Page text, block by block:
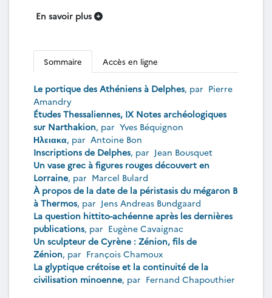
En savoir plus
Sommaire Accès en ligne
Le portique des Athéniens à Delphes, par Pierre
Amandry
Études Thessaliennes, IX Notes archéologiques
sur Narthakion, par Yves Béquignon
Ηλειακα, par Antoine Bon
Inscriptions de Delphes, par Jean Bousquet
Un vase grec à figures rouges découvert en
Lorraine, par Marcel Bulard
À propos de la date de la péristasis du mégaron B
à Thermos, par Jens Andreas Bundgaard
La question hittito-achéenne après les dernières
publications, par Eugène Cavaignac
Un sculpteur de Cyrène : Zénion, fils de
Zénion, par François Chamoux
La glyptique crétoise et la continuité de la
civilisation minoenne, par Fernand Chapouthier